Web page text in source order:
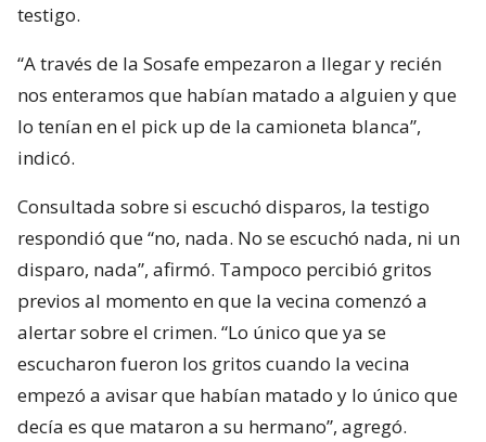
testigo.
“A través de la Sosafe empezaron a llegar y recién
nos enteramos que habían matado a alguien y que
lo tenían en el pick up de la camioneta blanca”,
indicó.
Consultada sobre si escuchó disparos, la testigo
respondió que “no, nada. No se escuchó nada, ni un
disparo, nada”, afirmó. Tampoco percibió gritos
previos al momento en que la vecina comenzó a
alertar sobre el crimen. “Lo único que ya se
escucharon fueron los gritos cuando la vecina
empezó a avisar que habían matado y lo único que
decía es que mataron a su hermano”, agregó.